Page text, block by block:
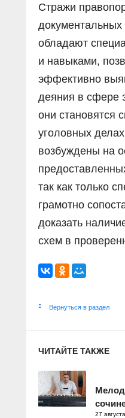
Стражи
обладают
и навыками,
эффективно
деяния в сфере
они становятся
уголовных
возбуждены на
так как только
грамотно
доказать
схем в
Вернуться в раздел
ЧИТАЙТЕ ТАКЖЕ
27